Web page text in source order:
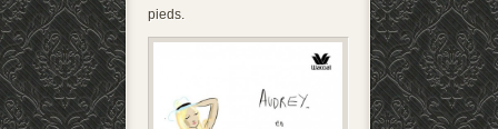
pieds.